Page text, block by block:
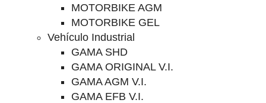
MOTORBIKE AGM
MOTORBIKE GEL
Vehículo Industrial
GAMA SHD
GAMA ORIGINAL V.I.
GAMA AGM V.I.
GAMA EFB V.I.